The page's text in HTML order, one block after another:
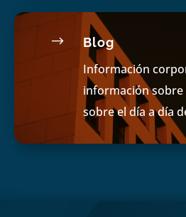
$ Blog
Información
información sobre
sobre el día a día